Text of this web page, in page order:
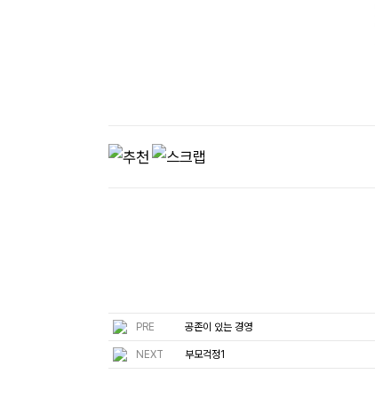
PRE 공존이 있는 경영
NEXT 부모걱정1